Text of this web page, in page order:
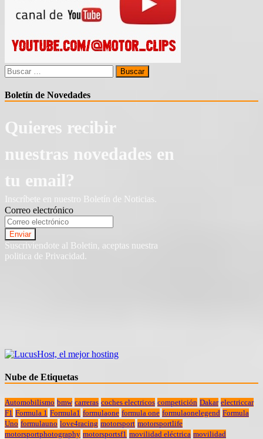
Buscar:
Boletín de Novedades
Quieres recibir
nuestras novedades en
tu email?
Inscríbete en nuestro Boletín de Noticias.
Correo electrónico
Suscriviendote al Boletin, aceptas nuestra
politica de Privacidad.
Nube de Etiquetas
Automobilismo bmw carreras coches electricos competición Dakar electriccar
F1 Formula 1 Formula1 formulaone formula one formulaonelegend Formula
Uno formulauno love4racing motorsport motorsportlife
motorsportphotography motorsportsf1 movilidad eléctrica movilidad